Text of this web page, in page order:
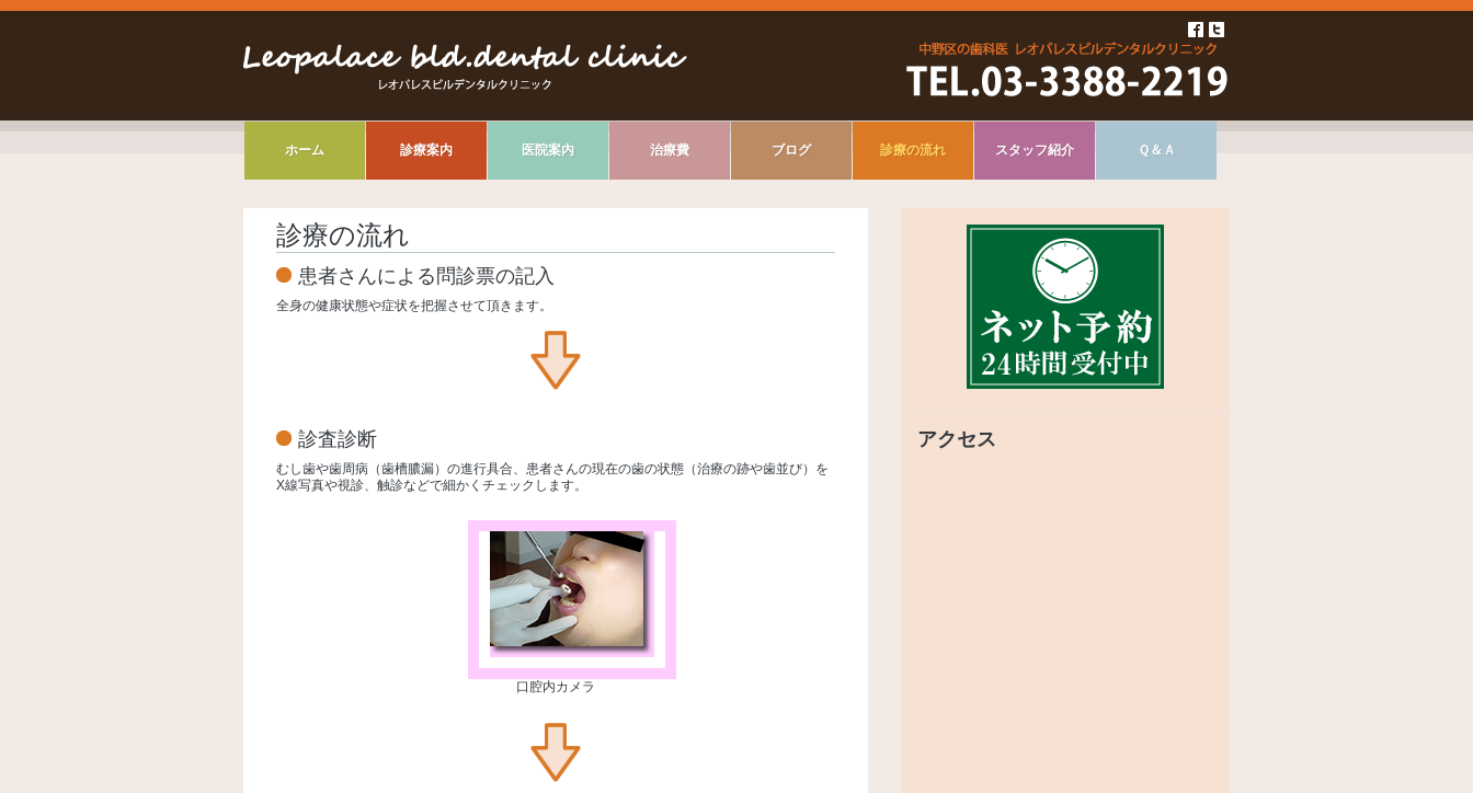
ホーム 診療案内 医院案内 治療費 ブログ 診療の流れ スタッフ紹介 Ｑ＆Ａ
診療の流れ
患者さんによる問診票の記入
全身の健康状態や症状を把握させて頂きます。
診査診断
むし歯や歯周病（歯槽膿漏）の進行具合、患者さんの現在の歯の状態（治療の跡や歯並び）を
X線写真や視診、触診などで細かくチェックします。
口腔内カメラ
アクセス